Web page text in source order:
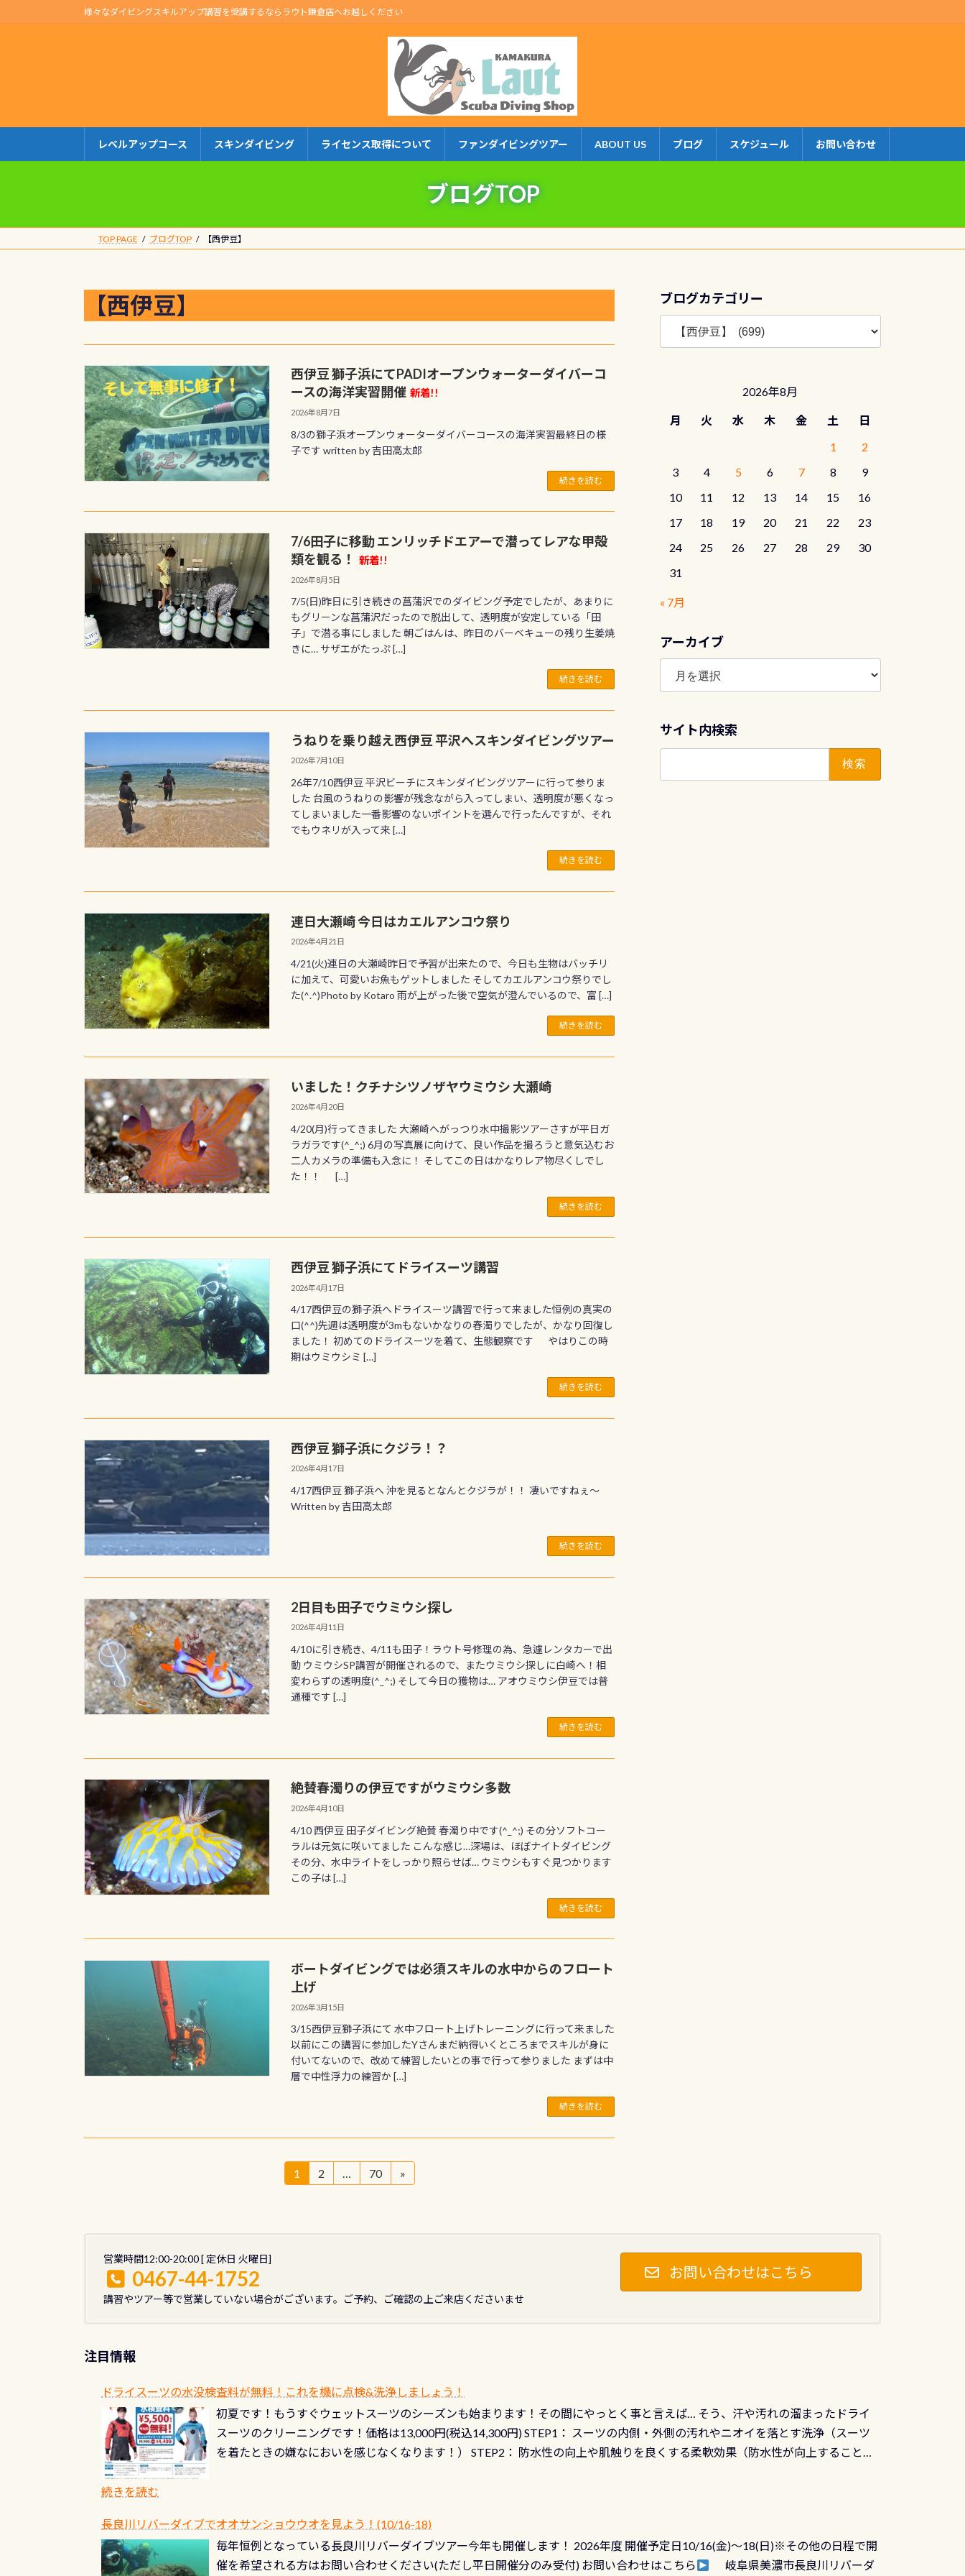
ン
キ
プ
ビ
に
動
様々なダイビングスキルアップ講習を受講するならラウト鎌倉店へお越しください
レベルアップコース スキンダイビング ライセンス取得について ファンダイビングツアー ABOUT US ブログ スケジュール お問い合わせ
ブログTOP
TOP PAGE ブログTOP 【西伊豆】
【西伊豆】
西伊豆 獅子浜にてPADIオープンウォーターダイバーコ
ースの海洋実習開催 新着!!
2026年8月7日
8/3の獅子浜オープンウォーターダイバーコースの海洋実習最終日の様
子です written by 吉田高太郎
続きを読む
7/6田子に移動 エンリッチドエアーで潜ってレアな甲殻
類を観る！
新着!!
2026年8月5日
7/5(日)昨日に引き続きの菖蒲沢でのダイビング予定でしたが、あまりに
もグリーンな菖蒲沢だったので脱出して、透明度が安定している「田
子」で潜る事にしました 朝ごはんは、昨日のバーベキューの残り生姜焼
きに… サザエがたっぷ […]
続きを読む
うねりを乗り越え西伊豆 平沢へスキンダイビングツアー
2026年7月10日
26年7/10西伊豆 平沢ビーチにスキンダイビングツアーに行って参りま
した 台風のうねりの影響が残念ながら入ってしまい、透明度が悪くなっ
てしまいました一番影響のないポイントを選んで行ったんですが、それ
でもウネリが入って来 […]
続きを読む
連日大瀬崎 今日はカエルアンコウ祭り
2026年4月21日
4/21(火)連日の大瀬崎昨日で予習が出来たので、今日も生物はバッチリ
に加えて、可愛いお魚もゲットしました そしてカエルアンコウ祭りでし
た(^.^)Photo by Kotaro 雨が上がった後で空気が澄んでいるので、富 […]
続きを読む
いました！クチナシツノザヤウミウシ 大瀬崎
2026年4月20日
4/20(月)行ってきました 大瀬崎へがっつり水中撮影ツアーさすが平日ガ
ラガラです(^_^;) 6月の写真展に向けて、良い作品を撮ろうと意気込むお
二人カメラの準備も入念に！ そしてこの日はかなりレア物尽くしでし
た！！ […]
続きを読む
西伊豆 獅子浜にてドライスーツ講習
2026年4月17日
4/17西伊豆の獅子浜へドライスーツ講習で行って来ました恒例の真実の
口(^^)先週は透明度が3mもないかなりの春濁りでしたが、かなり回復し
ました！ 初めてのドライスーツを着て、生態観察です やはりこの時
期はウミウシミ […]
続きを読む
西伊豆 獅子浜にクジラ！？
2026年4月17日
4/17西伊豆 獅子浜へ 沖を見るとなんとクジラが！！ 凄いですねぇ〜
Written by 吉田高太郎
続きを読む
2日目も田子でウミウシ探し
2026年4月11日
4/10に引き続き、4/11も田子！ラウト号修理の為、急遽レンタカーで出
動 ウミウシSP講習が開催されるので、またウミウシ探しに白崎へ！相
変わらずの透明度(^_^;) そして今日の獲物は… アオウミウシ伊豆では普
通種です […]
続きを読む
絶賛春濁りの伊豆ですがウミウシ多数
2026年4月10日
4/10 西伊豆 田子ダイビング絶賛 春濁り中です(^_^;) その分ソフトコー
ラルは元気に咲いてました こんな感じ…深場は、ほぼナイトダイビング
その分、水中ライトをしっかり照らせば… ウミウシもすぐ見つかります
この子は […]
続きを読む
ボートダイビングでは必須スキルの水中からのフロート
上げ
2026年3月15日
3/15西伊豆獅子浜にて 水中フロート上げトレーニングに行って来ました
以前にこの講習に参加したYさんまだ納得いくところまでスキルが身に
付いてないので、改めて練習したいとの事で行って参りました まずは中
層で中性浮力の練習か […]
続きを読む
の
り
固
1
固
2 …
固
70 »
ブログカテゴリー
ブ
グ
2026年8月
月 火 水 木 金 土
日
1
2
3
4 5 6 7 8
9
10
11 12 13 14 15
16
17
18 19 20 21 22
23
24
25 26 27 28 29
30
31
« 7月
アーカイブ
ア
カ
ブ
サイト内検索
営業時間12:00-20:00 [ 定休日 火曜日]
0467-44-1752
講習やツアー等で営業していない場合がございます。ご予約、ご確認の上ご来店くださいませ
お問い合わせはこちら
注目情報
ドライスーツの水没検査料が無料！これを機に点検&洗浄しましょう！
初夏です！もうすぐウェットスーツのシーズンも始まります！その間にやっとく事と言えば… そう、汗や汚れの溜まったドライ
スーツのクリーニングです！価格は13,000円(税込14,300円) STEP1： スーツの内側・外側の汚れやニオイを落とす洗浄（スーツ
を着たときの嫌なにおいを感じなくなります！） STEP2： 防水性の向上や肌触りを良くする柔軟効果（防水性が向上することで
ル(穴)がないか確認冬になり、使い始めてから水漏れする…ってのは避けましょう！実際水につけて水検査して調べます ●給気バ
ルブのオーバーホール排気バルブは、ドライスーツクリーニングの際に行うのですが、空気を送り込む「給気バルブ」のオーバ
ーホールも非常に大切です BCDで言うと給気ボタンの点検と一緒な訳ですから、ボタンが潮噛みしてドライスーツに空気が入り
続きを読む
長良川リバーダイブでオオサンショウウオを見よう！(10/16-18)
毎年恒例となっている長良川リバーダイブツアー今年も開催します！ 2026年度 開催予定日10/16(金)～18(日)※その他の日程で開
催を希望される方はお問い合わせください(ただし平日開催分のみ受付) お問い合わせはこちら
岐阜県美濃市長良川リバーダ